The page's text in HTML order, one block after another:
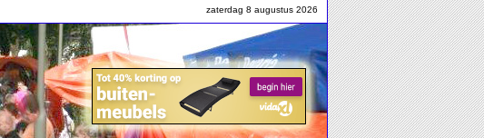
zaterdag 8 augustus 2026